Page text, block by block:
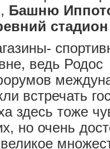
Башню
ведь Родос
встречать
здесь тоже
но очень